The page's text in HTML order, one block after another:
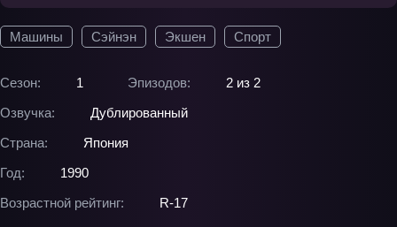
Машины Сэйнэн Экшен Спорт
Сезон: 1 Эпизодов:
2 из 2
Озвучка:
Дублированный
Страна:
Япония
Год:
1990
Возрастной рейтинг:
R-17